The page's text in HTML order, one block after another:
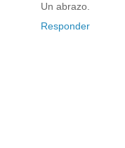
Un abrazo.
Responder